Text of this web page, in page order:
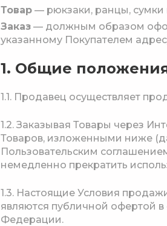
Товар — рюкзаки, ранцы,
Заказ — должным образом
указанному Покупателем
1. Общие
1.1. Продавец осуществляет
1.2. Заказывая Товары через
Товаров, изложенными ниже
Пользовательским
немедленно прекратить
1.3. Настоящие Условия
являются публичной офертой в
Федерации.